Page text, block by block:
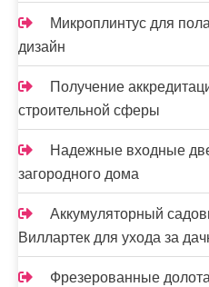
Микроплинтус для
дизайн
Получение
строительной сферы
Надежные входные
загородного дома
Аккумуляторный
Виллартек для ухода за
Фрезерованные